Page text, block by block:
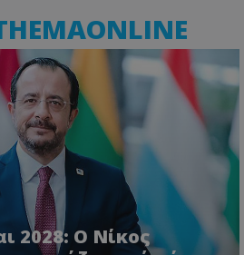
2028: Ο Νίκος
YouTube
.youtube.com